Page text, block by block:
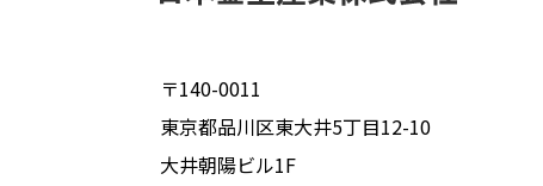
〒140-0011
東京都品川区東大井5丁目12-10
大井朝陽ビル1F